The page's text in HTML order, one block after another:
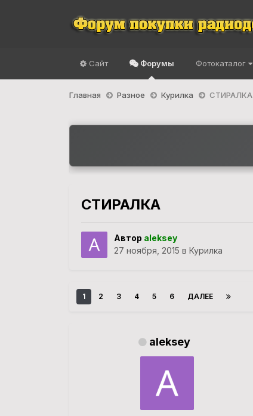
Сайт Форумы Фотокаталог
Главная Разное Курилка СТИРАЛКА
СТИРАЛКА
Автор aleksey
27 ноября, 2015 в Курилка
1 2 3 4 5 6 ДАЛЕЕ
aleksey